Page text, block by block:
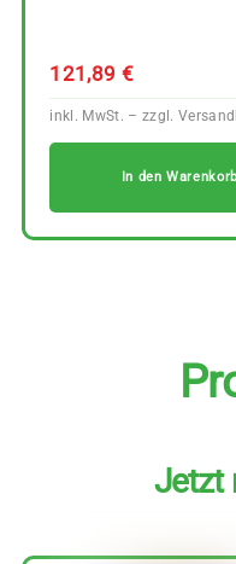
121,89 €
In den Warenkorb
Jetzt